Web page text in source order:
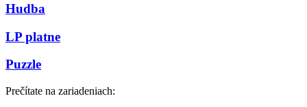
Hudba
LP platne
Puzzle
Prečítate na zariadeniach: